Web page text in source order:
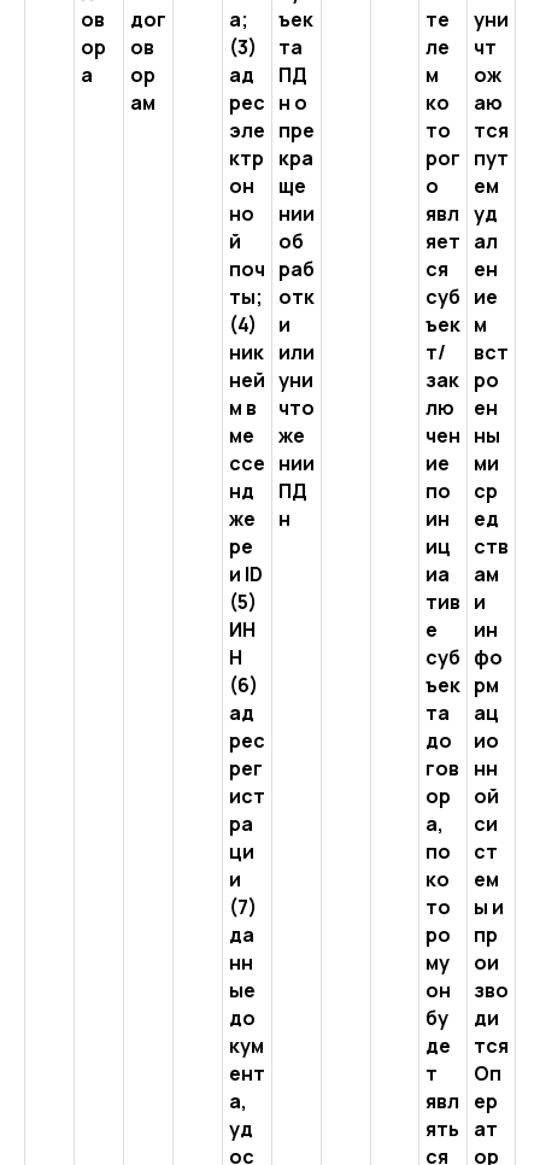
ов
ор
а
дог
ов
ор
ам
а;
(3)
ад
рес
эле
ктр
он
но
й
поч
ты;
(4)
ник
ней
м в
ме
ссе
нд
же
ре
и ID
(5)
ИН
Н
(6)
ад
рес
рег
ист
ра
ци
и
(7)
да
нн
ые
до
кум
ент
а,
уд
ос
ъек
та
ПД
н о
пре
кра
ще
нии
об
раб
отк
и
или
уни
что
же
нии
ПД
н
те
ле
м
ко
то
рог
о
явл
яет
ся
суб
ъек
т/
зак
лю
чен
ие
по
ин
иц
иа
тив
е
суб
ъек
та
до
гов
ор
а,
по
ко
то
ро
му
он
бу
де
т
явл
ять
ся
уни
чт
ож
аю
тся
пут
ем
уд
ал
ен
ие
м
вст
ро
ен
ны
ми
ср
ед
ств
ам
и
ин
фо
рм
ац
ио
нн
ой
си
ст
ем
ы и
пр
ои
зво
ди
тся
Оп
ер
ат
ор